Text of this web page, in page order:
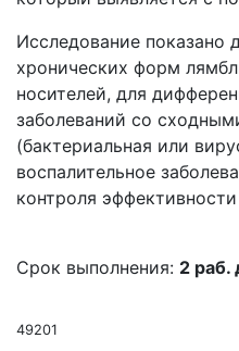
Исследование показано
хронических форм
носителей, для
заболеваний со
(бактериальная или
воспалительное
контроля
Срок выполнения: 2 раб.
49201